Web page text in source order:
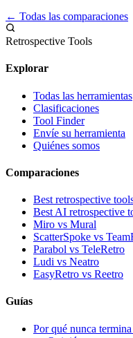
← Todas las comparaciones
Retrospective Tools
Explorar
Todas las herramientas
Clasificaciones
Tool Finder
Envíe su herramienta
Quiénes somos
Comparaciones
Best retrospective
Best AI retrospective
Miro vs Mural
ScatterSpoke vs
Parabol vs TeleRetro
Ludi vs Neatro
EasyRetro vs Reetro
Guías
Por qué nunca